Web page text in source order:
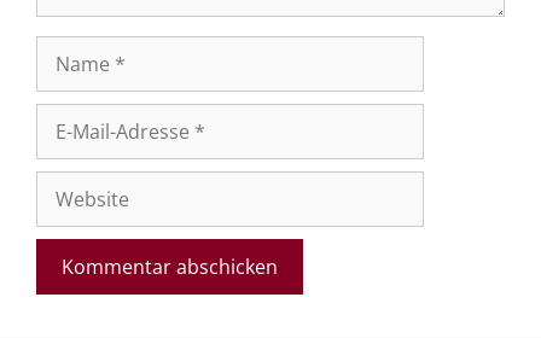
Mail-
Adresse
Website